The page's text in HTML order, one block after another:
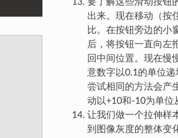
出来。现在移动（按
比。在按钮旁边的小
后，将按钮一直向左
回中间位置。现在慢
意数字以0.1的单位
尝试相同的方法会产
动以+10和-10为单位
让我们做一个拉伸样
到图像灰度的整体变